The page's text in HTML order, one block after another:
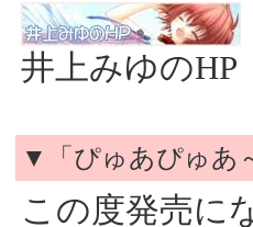
井上みゆのHP
▼「ぴゅあぴゅあ
この度発売に